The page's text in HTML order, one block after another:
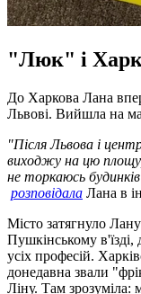
"Люк" і
До Харкова Лана
Львові. Вийшла на
"Після Львова і
виходжу на цю
не торкаюсь
розповідала Лана в
Місто затягнуло
Пушкінському
усіх професій.
донедавна звали
Ліну. Там зрозуміла: